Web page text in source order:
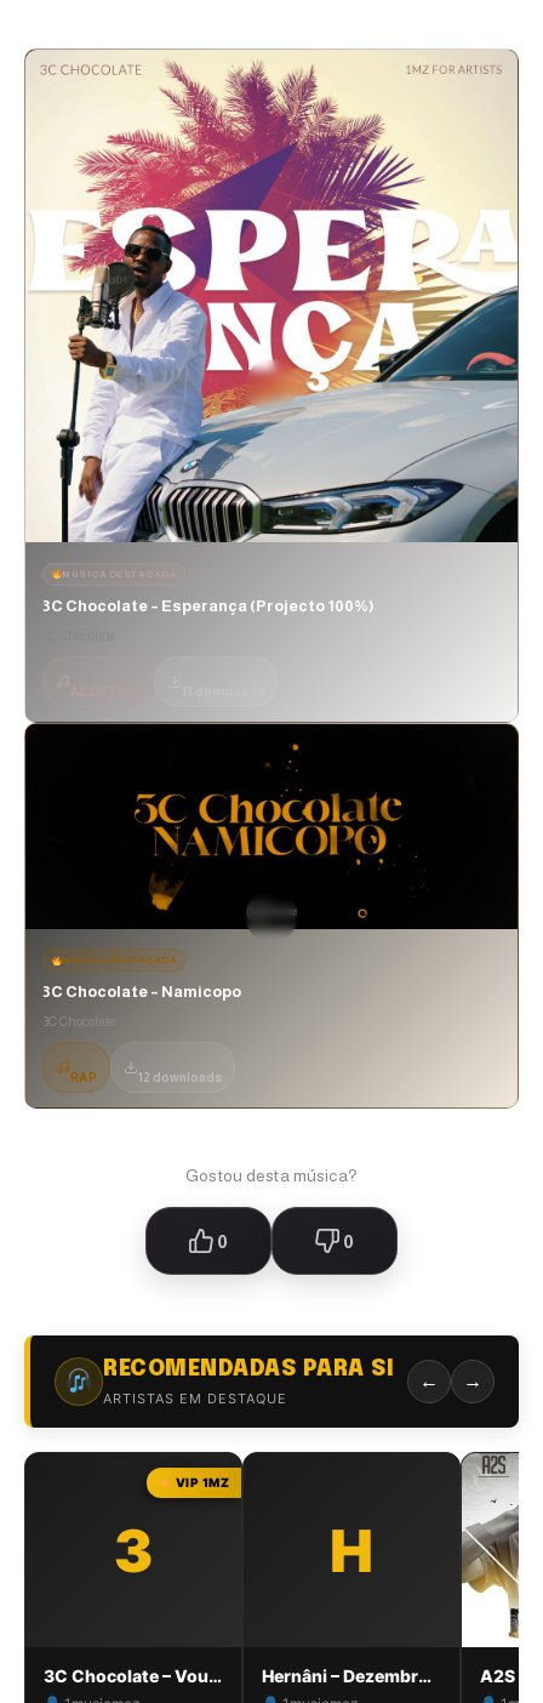
MÚSICA DESTACADA
3C Chocolate – Esperança (Projecto 100%)
ACÚSTICO
MÚSICA DESTACADA
3C Chocolate – Namicopo
3C Chocolate
RAP 12 downloads
Gostou desta música?
0 0
RECOMENDADAS PARA SI
ARTISTAS EM DESTAQUE
← →
3
VIP 1MZ
3C Chocolate – Vou dar Amor
H
Hernâni – Dezembro [1MZ] A2S –